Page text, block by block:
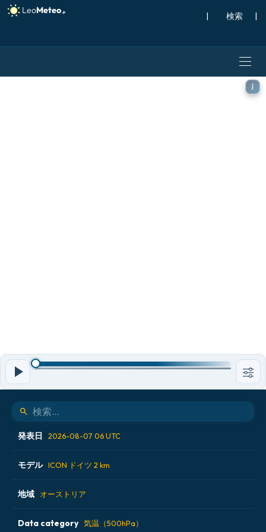
| |
ICON ドイツ 2 km モデル
発表日 2026-08-07 06 UTC
2026-08-06 12 UTC
2026-08-06 18 UTC
2026-08-07 00 UTC
モデル ICON ドイツ 2 km
ALADIN CZ 2.3 km
ECMWF AIFS [AI]
地域 オーストリア
オーストリア
Data category 気温（500hPa）